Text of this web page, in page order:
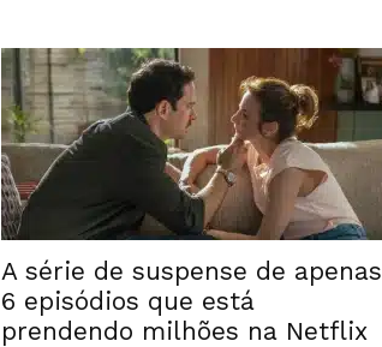
A série de suspense de apenas
6 episódios que está
prendendo milhões na Netflix